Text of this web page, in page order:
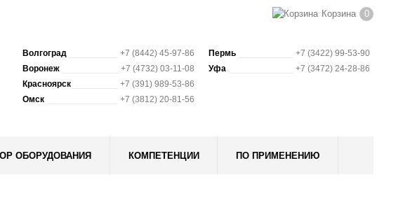
Корзина 0
Волгоград
+7 (8442) 45-97-86
Воронеж
+7 (4732) 03-11-08
Красноярск
+7 (391) 989-53-86
Омск
+7 (3812) 20-81-56
Пермь
+7 (3422) 99-53-90
Уфа
+7 (3472) 24-28-86
ОБОРУДОВАНИЯ КОМПЕТЕНЦИИ ПО ПРИМЕНЕНИЮ